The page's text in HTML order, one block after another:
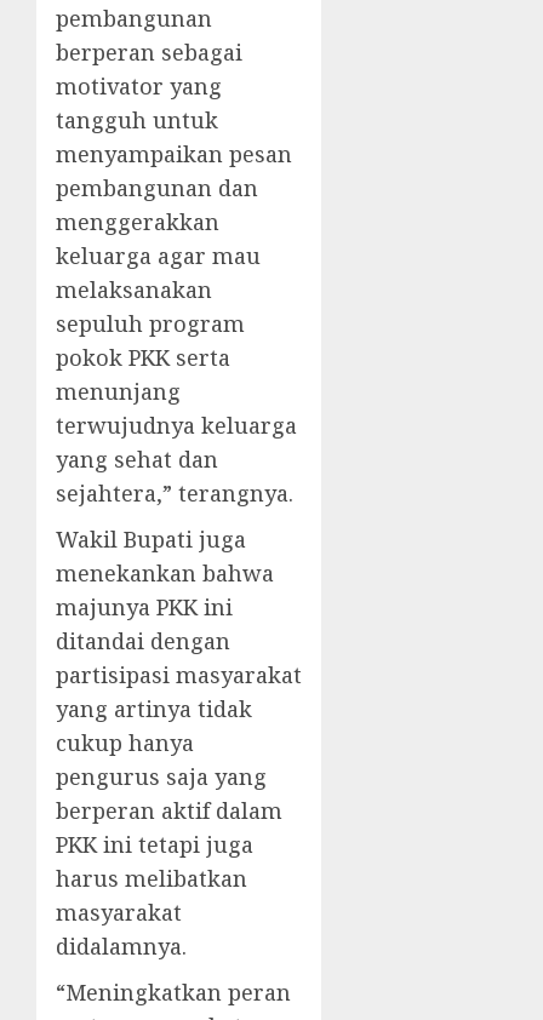
pembangunan
berperan sebagai
motivator yang
tangguh untuk
menyampaikan pesan
pembangunan dan
menggerakkan
keluarga agar mau
melaksanakan
sepuluh program
pokok PKK serta
menunjang
terwujudnya keluarga
yang sehat dan
sejahtera,” terangnya.
Wakil Bupati juga
menekankan bahwa
majunya PKK ini
ditandai dengan
partisipasi masyarakat
yang artinya tidak
cukup hanya
pengurus saja yang
berperan aktif dalam
PKK ini tetapi juga
harus melibatkan
masyarakat
didalamnya.
“Meningkatkan peran